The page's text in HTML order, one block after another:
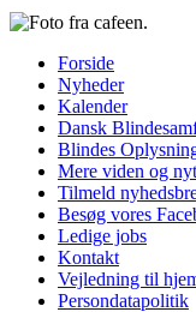
Forside
Nyheder
Kalender
Dansk
Blindes
Mere viden og
Tilmeld
Besøg vores
Ledige jobs
Kontakt
Vejledning til
Persondatapolitik